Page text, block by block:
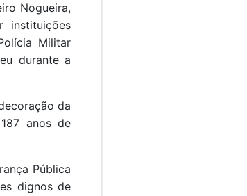
Nogueira,
instituições
Militar
durante a
da
anos de
Pública
dignos de